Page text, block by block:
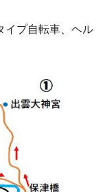
イプ自転車、ヘル